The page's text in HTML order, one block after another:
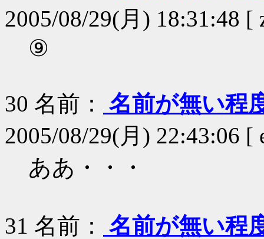
2005/08/29(月) 18:31:48 [
⑨
30 名前：
名前が無い程
2005/08/29(月) 22:43:06 [
ああ・・・
31 名前：
名前が無い程